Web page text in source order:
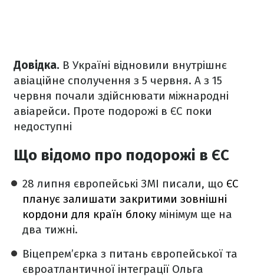
Довідка. В Україні відновили внутрішнє
авіаційне сполучення з 5 червня. А з 15
червня почали здійснювати міжнародні
авіарейси. Проте подорожі в ЄС поки
недоступні
Що відомо про подорожі в ЄС
28 липня європейські ЗМІ писали, що ЄС
планує залишати закритими зовнішні
кордони для країн блоку мінімум ще на
два тижні.
Віцепрем’єрка з питань європейської та
євроатлантичної інтеграції Ольга